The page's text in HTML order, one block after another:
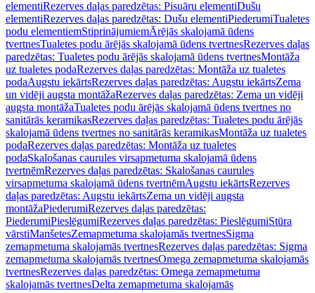
elementiRezerves daļas paredzētas: Pisuāru elementiDušu
elementiRezerves daļas paredzētas: Dušu elementiPiederumiTualetes
podu elementiemStiprinājumiemĀrējās skalojamā ūdens
tvertnesTualetes podu ārējās skalojamā ūdens tvertnesRezerves daļas
paredzētas: Tualetes podu ārējās skalojamā ūdens tvertnesMontāža
uz tualetes podaRezerves daļas paredzētas: Montāža uz tualetes
podaAugstu iekārtsRezerves daļas paredzētas: Augstu iekārtsZema
un vidēji augsta montāžaRezerves daļas paredzētas: Zema un vidēji
augsta montāžaTualetes podu ārējās skalojamā ūdens tvertnes no
sanitārās keramikasRezerves daļas paredzētas: Tualetes podu ārējās
skalojamā ūdens tvertnes no sanitārās keramikasMontāža uz tualetes
podaRezerves daļas paredzētas: Montāža uz tualetes
podaSkalošanas caurules virsapmetuma skalojamā ūdens
tvertnēmRezerves daļas paredzētas: Skalošanas caurules
virsapmetuma skalojamā ūdens tvertnēmAugstu iekārtsRezerves
daļas paredzētas: Augstu iekārtsZema un vidēji augsta
montāžaPiederumiRezerves daļas paredzētas:
PiederumiPieslēgumiRezerves daļas paredzētas: PieslēgumiStūra
vārstiManšetesZemapmetuma skalojamās tvertnesSigma
zemapmetuma skalojamās tvertnesRezerves daļas paredzētas: Sigma
zemapmetuma skalojamās tvertnesOmega zemapmetuma skalojamās
tvertnesRezerves daļas paredzētas: Omega zemapmetuma
skalojamās tvertnesDelta zemapmetuma skalojamās